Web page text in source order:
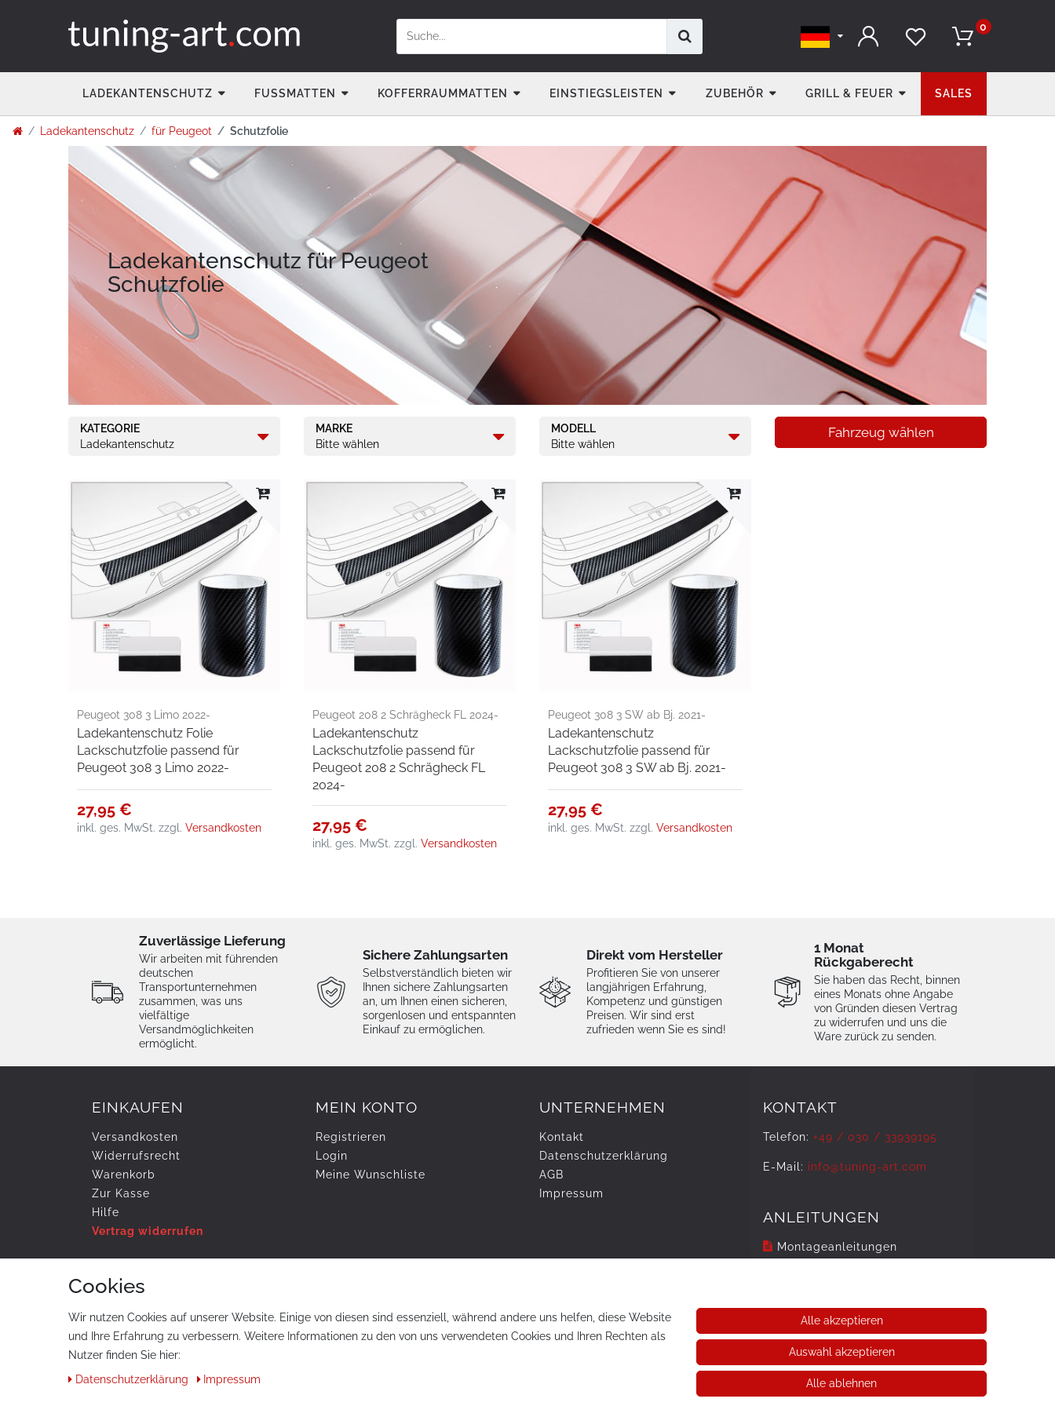
0
LADEKANTENSCHUTZ FUSSMATTEN KOFFERRAUMMATTEN EINSTIEGSLEISTEN ZUBEHÖR GRILL & FEUER SALES
Ladekantenschutz für Peugeot Schutzfolie
Ladekantenschutz für Peugeot
Schutzfolie
KATEGORIE
Ladekantenschutz
MARKE
Bitte wählen
MODELL
Bitte wählen
Fahrzeug wählen
Peugeot 308 3 Limo 2022-
Ladekantenschutz Folie
Lackschutzfolie passend für
Peugeot 308 3 Limo 2022-
27,95 €
inkl. ges. MwSt. zzgl.Versandkosten
Peugeot 208 2 Schrägheck FL 2024-
Ladekantenschutz
Lackschutzfolie passend für
Peugeot 208 2 Schrägheck FL
2024-
27,95 €
inkl. ges. MwSt. zzgl.Versandkosten
Peugeot 308 3 SW ab Bj. 2021-
Ladekantenschutz
Lackschutzfolie passend für
Peugeot 308 3 SW ab Bj. 2021-
27,95 €
inkl. ges. MwSt. zzgl.Versandkosten
Zuverlässige Lieferung
Wir arbeiten mit führenden
deutschen
Transportunternehmen
zusammen, was uns
vielfältige
Versandmöglichkeiten
ermöglicht.
Sichere Zahlungsarten
Selbstverständlich bieten wir
Ihnen sichere Zahlungsarten
an, um Ihnen einen sicheren,
sorgenlosen und entspannten
Einkauf zu ermöglichen.
Direkt vom Hersteller
Profitieren Sie von unserer
langjährigen Erfahrung,
Kompetenz und günstigen
Preisen. Wir sind erst
zufrieden wenn Sie es sind!
1 Monat
Rückgaberecht
Sie haben das Recht, binnen
eines Monats ohne Angabe
von Gründen diesen Vertrag
zu widerrufen und uns die
Ware zurück zu senden.
EINKAUFEN
Versandkosten
Widerrufs­recht
Warenkorb
Zur Kasse
Hilfe
Vertrag widerrufen
MEIN KONTO
Registrieren
Login
Meine Wunschliste
UNTERNEHMEN
Kontakt
Daten­schutz­erklärung
AGB
Impressum
ZAHLUNG & VERSAND
KONTAKT
Telefon: +49 / 030 / 33939195
E-Mail: info@tuning-art.com
ANLEITUNGEN
Montageanleitungen
Cookies
Wir nutzen Cookies auf unserer Website. Einige von diesen sind essenziell, während andere uns helfen, diese Website
und Ihre Erfahrung zu verbessern. Weitere Informationen zu den von uns verwendeten Cookies und Ihren Rechten als
Nutzer finden Sie hier:
Daten­schutz­erklärung
Impressum
Alle akzeptieren
Auswahl akzeptieren
Alle ablehnen